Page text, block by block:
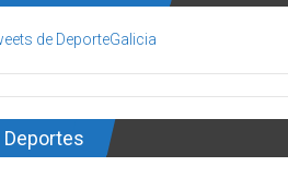
de DeporteGalicia
Deportes